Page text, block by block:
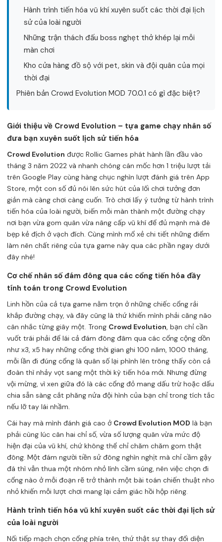
Hành trình tiến hóa vũ khí xuyên suốt các thời đại lịch
sử của loài người
Những trận thách đấu boss nghẹt thở khép lại mỗi
màn chơi
Kho cửa hàng đồ sộ với pet, skin và đội quân của mọi
thời đại
Phiên bản Crowd Evolution MOD 70.0.1 có gì đặc biệt?
Giới thiệu về Crowd Evolution – tựa game chạy nhân số
đưa bạn xuyên suốt lịch sử tiến hóa
Crowd Evolution được Rollic Games phát hành lần đầu vào
tháng 3 năm 2022 và nhanh chóng cán mốc hơn 1 triệu lượt tải
trên Google Play cùng hàng chục nghìn lượt đánh giá trên App
Store, một con số đủ nói lên sức hút của lối chơi tưởng đơn
giản mà càng chơi càng cuốn. Trò chơi lấy ý tưởng từ hành trình
tiến hóa của loài người, biến mỗi màn thành một đường chạy
nơi bạn vừa gom quân vừa nâng cấp vũ khí để đủ mạnh mà đè
bẹp kẻ địch ở vạch đích. Cùng mình mổ xẻ chi tiết những điểm
làm nên chất riêng của tựa game này qua các phần ngay dưới
đây nhé!
Cơ chế nhân số đám đông qua các cổng tiến hóa đầy
tính toán trong Crowd Evolution
Linh hồn của cả tựa game nằm trọn ở những chiếc cổng rải
khắp đường chạy, và đây cũng là thứ khiến mình phải căng não
cân nhắc từng giây một. Trong Crowd Evolution, bạn chỉ cần
vuốt trái phải để lái cả đám đông đâm qua các cổng cộng dồn
như x3, x5 hay những cổng thời gian ghi 100 năm, 1000 tháng,
mỗi lần đi đúng cổng là quân số lại phình lên trông thấy còn cả
đoàn thì nhảy vọt sang một thời kỳ tiến hóa mới. Nhưng đừng
vội mừng, vì xen giữa đó là các cổng đỏ mang dấu trừ hoặc dấu
chia sẵn sàng cắt phăng nửa đội hình của bạn chỉ trong tích tắc
nếu lỡ tay lái nhầm.
Cái hay mà mình đánh giá cao ở Crowd Evolution MOD là bạn
phải cùng lúc cân hai chỉ số, vừa số lượng quân vừa mức độ
hiện đại của vũ khí, chứ không thể chỉ chăm chăm gom thật
đông. Một đám người tiền sử đông nghìn nghịt mà chỉ cầm gậy
đá thì vẫn thua một nhóm nhỏ lính cầm súng, nên việc chọn đi
cổng nào ở mỗi đoạn rẽ trở thành một bài toán chiến thuật nho
nhỏ khiến mỗi lượt chơi mang lại cảm giác hồi hộp riêng.
Hành trình tiến hóa vũ khí xuyên suốt các thời đại lịch sử
của loài người
Nối tiếp mạch chọn cổng phía trên, thứ thật sự thay đổi diện